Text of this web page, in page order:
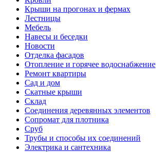
Крыши на прогонах и фермах
Лестницы
Мебель
Навесы и беседки
Новости
Отделка фасадов
Отопление и горячее водоснабжение
Ремонт квартиры
Сад и дом
Скатные крыши
Склад
Соединения деревянных элементов
Сопромат для плотника
Сруб
Трубы и способы их соединений
Электрика и сантехника